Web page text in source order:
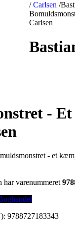
/ Carlsen /
Carlsen
-
- et
har varenummeret
9788727183343